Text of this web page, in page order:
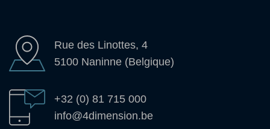
Rue des Linottes, 4
5100 Naninne (Belgique)
+32 (0) 81 715 000
info@4dimension.be